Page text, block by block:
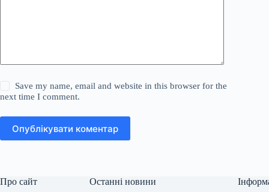
Save my name, email and website in this browser for the
next time I comment.
Опублікувати коментар
Про сайт Останні новини